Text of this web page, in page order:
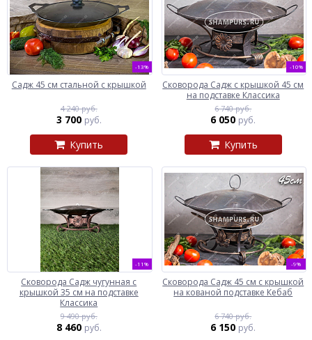
-13%
Садж 45 см стальной с крышкой
4 240 руб.
3 700 руб.
Купить
-10%
Сковорода Садж с крышкой 45 см
на подставке Классика
6 740 руб.
6 050 руб.
Купить
-11%
Сковорода Садж чугунная с
крышкой 35 см на подставке
Классика
9 490 руб.
8 460 руб.
-9%
Сковорода Садж 45 см с крышкой
на кованой подставке Кебаб
6 740 руб.
6 150 руб.